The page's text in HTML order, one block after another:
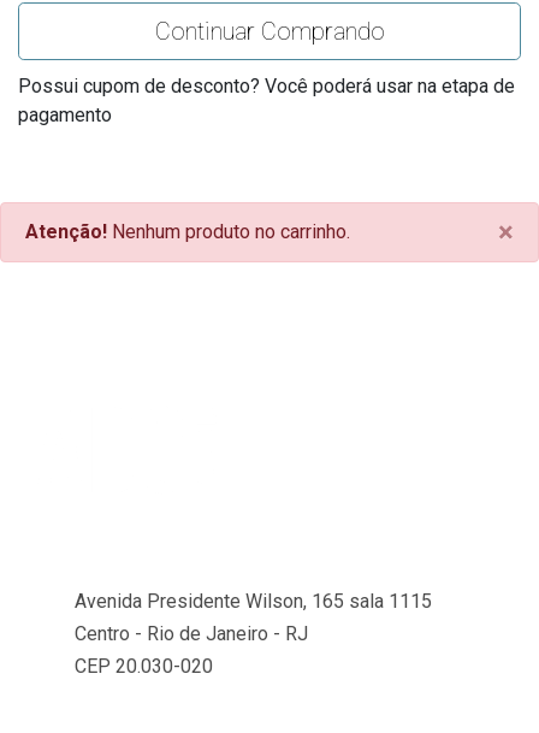
Continuar Comprando
Possui cupom de desconto? Você poderá usar na etapa de
pagamento
×
Atenção! Nenhum produto no carrinho.
Avenida Presidente Wilson, 165 sala 1115
Centro - Rio de Janeiro - RJ
CEP 20.030-020